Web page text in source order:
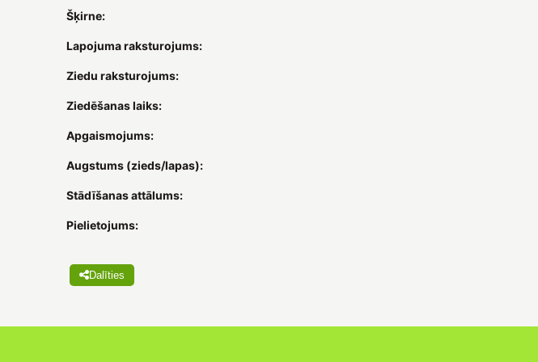
Šķirne:
Lapojuma raksturojums:
Ziedu raksturojums:
Ziedēšanas laiks:
Apgaismojums:
Augstums (zieds/lapas):
Stādīšanas attālums:
Pielietojums:
Dalīties